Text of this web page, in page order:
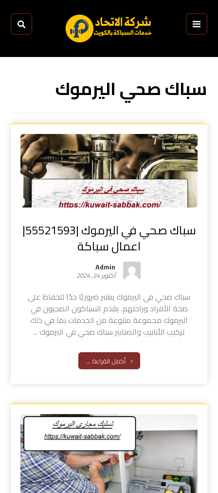
سباك صحي اليرموك
سباك صحي في اليرموك |55521593|
اعمال سباكة
Admin
أكتوبر 24, 2024
سباك صحي في اليرموك يعتبر ضروريًا جدًا للحفاظ على
صحة الأفراد وراحتهم. يقدم السباكون الصحيون في
اليرموك مجموعة متنوعة من الخدمات بما في ذلك
تركيب الأنابيب والصنابير سباك صحي في اليرموك ...
أكمل القراءة ...